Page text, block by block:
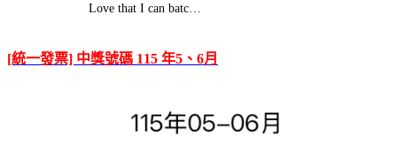
Love that I can batc…
[統一發票] 中獎號碼 115 年5、6月